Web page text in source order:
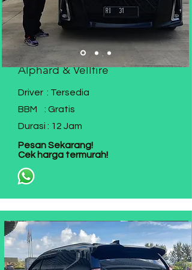
Rental Alphard Batam
Alphard & Vellfire
Driver : Tersedia
BBM : Gratis
Durasi : 12 Jam
Pesan Sekarang!
Cek harga termurah!